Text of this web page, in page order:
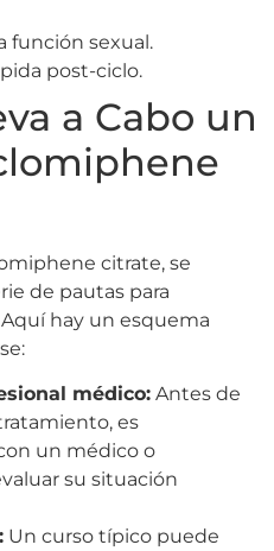
función sexual.
post-ciclo.
a Cabo un
citrate, se
de pautas para
hay un esquema
médico: Antes de
es
un médico o
su situación
Un curso típico puede